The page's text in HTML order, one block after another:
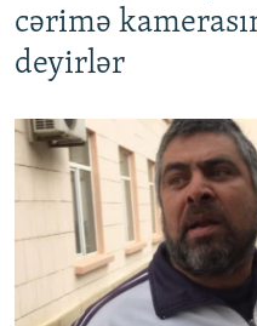
cərimə
deyirlər